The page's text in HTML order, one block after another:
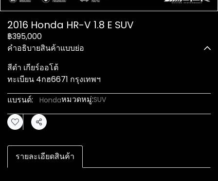
2016 Honda HR-V 1.8 E SUV
฿395,000
คำอธิบายสินค้าแบบย่อ
สีดำ เกียร์ออโต้
ทะเบียน 4กฮ6671 กรุงเทพฯ
แบรนด์:
Hondaหมวดหมู่:SUV
แชร์
รายละเอียดสินค้า